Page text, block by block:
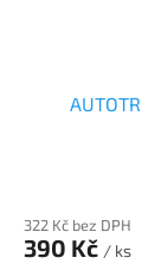
322 Kč bez DPH
390 Kč / ks